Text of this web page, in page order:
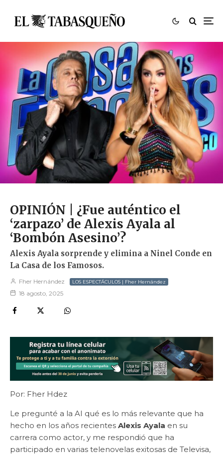
OPINIÓN | ¿Fue auténtico el
‘zarpazo’ de Alexis Ayala al
‘Bombón Asesino’?
Alexis Ayala sorprende y elimina a Ninel Conde en
La Casa de los Famosos.
Fher Hernández LOS ESPECTÁCULOS | Fher Hernández
18 agosto, 2025
Por: Fher Hdez
Le pregunté a la AI qué es lo más relevante que ha
hecho en los años recientes Alexis Ayala en su
carrera como actor, y me respondió que ha
participado en varias telenovelas exitosas de Televisa,